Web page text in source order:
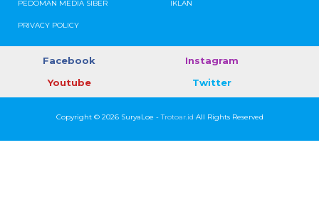
PEDOMAN MEDIA SIBER IKLAN
PRIVACY POLICY
Facebook
Instagram
Youtube
Twitter
Copyright © 2026 SuryaLoe -Trotoar.id All Rights Reserved